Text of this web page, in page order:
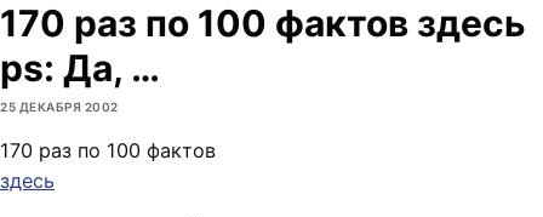
170 раз по 100 фактов здесь
ps: Да, …
25 ДЕКАБРЯ 2002
170 раз по 100 фактов
здесь